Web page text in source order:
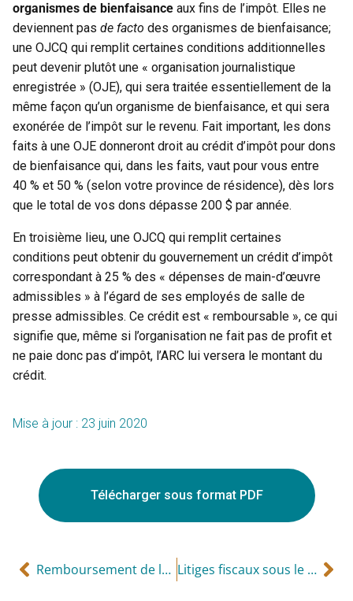
organismes de bienfaisance aux fins de l’impôt. Elles ne
deviennent pas de facto des organismes de bienfaisance;
une OJCQ qui remplit certaines conditions additionnelles
peut devenir plutôt une « organisation journalistique
enregistrée » (OJE), qui sera traitée essentiellement de la
même façon qu’un organisme de bienfaisance, et qui sera
exonérée de l’impôt sur le revenu. Fait important, les dons
faits à une OJE donneront droit au crédit d’impôt pour dons
de bienfaisance qui, dans les faits, vaut pour vous entre
40 % et 50 % (selon votre province de résidence), dès lors
que le total de vos dons dépasse 200 $ par année.
En troisième lieu, une OJCQ qui remplit certaines
conditions peut obtenir du gouvernement un crédit d’impôt
correspondant à 25 % des « dépenses de main-d’œuvre
admissibles » à l’égard de ses employés de salle de
presse admissibles. Ce crédit est « remboursable », ce qui
signifie que, même si l’organisation ne fait pas de profit et
ne paie donc pas d’impôt, l’ARC lui versera le montant du
crédit.
Mise à jour : 23 juin 2020
Télécharger sous format PDF
Remboursement de la taxe sur l’essence pour les organismes de bienfaisance et les personnes ayant une déficience physique Litiges fiscaux sous le régime de la COVID-19